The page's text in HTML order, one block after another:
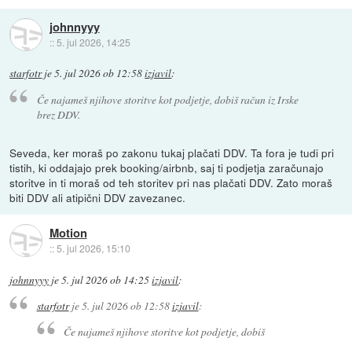
johnnyyy
:: 5. jul 2026, 14:25
starfotrje5. jul 2026 ob 12:58izjavil:
Če najameš njihove storitve kot podjetje, dobiš račun iz Irske
brez DDV.
Seveda, ker moraš po zakonu tukaj plačati DDV. Ta fora je tudi pri
tistih, ki oddajajo prek booking/airbnb, saj ti podjetja zaračunajo
storitve in ti moraš od teh storitev pri nas plačati DDV. Zato moraš
biti DDV ali atipični DDV zavezanec.
Motion
::5. jul 2026, 15:10
johnnyyy je5. jul 2026 ob 14:25izjavil:
starfotrje5. jul 2026 ob 12:58izjavil:
Če najameš njihove storitve kot podjetje, dobiš